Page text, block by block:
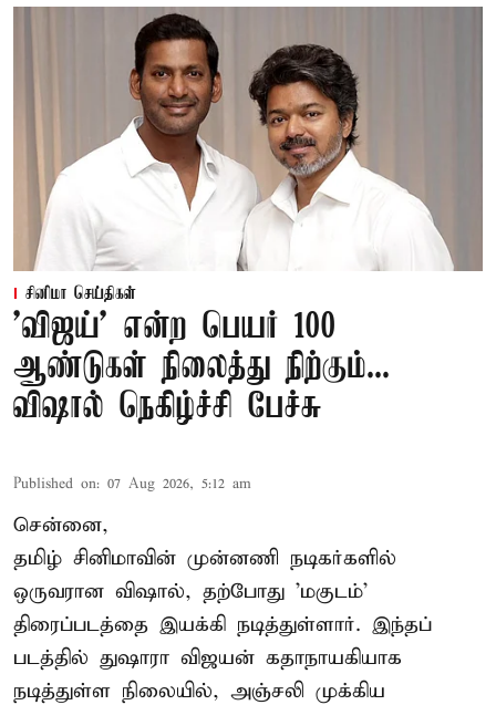
சினிமா செய்திகள்
'விஜய்' என்ற பெயர் 100
ஆண்டுகள் நிலைத்து நிற்கும்...
விஷால் நெகிழ்ச்சி பேச்சு
Published on: 07 Aug 2026, 5:12 am
சென்னை,
தமிழ் சினிமாவின் முன்னணி நடிகர்களில்
ஒருவரான விஷால், தற்போது 'மகுடம்'
திரைப்படத்தை இயக்கி நடித்துள்ளார். இந்தப்
படத்தில் துஷாரா விஜயன் கதாநாயகியாக
நடித்துள்ள நிலையில், அஞ்சலி முக்கிய